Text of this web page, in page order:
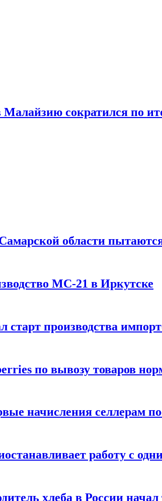
сократился по
области
МС-21 в Иркутске
старт производства
по вывозу товаров
начисления селлерам
работу с
хлеба в России начал